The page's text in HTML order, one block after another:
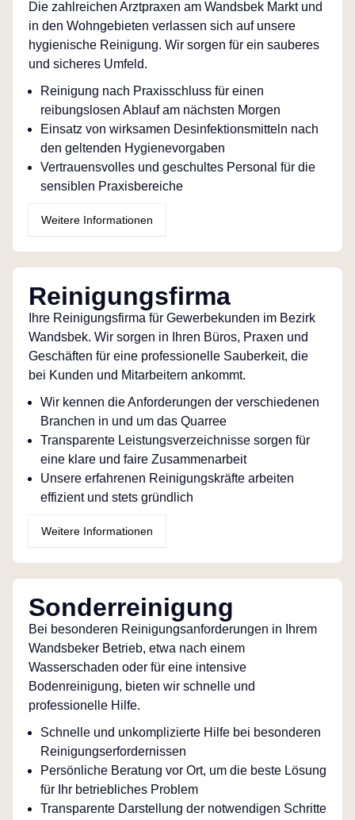
Die zahlreichen Arztpraxen am Wandsbek Markt und
in den Wohngebieten verlassen sich auf unsere
hygienische Reinigung. Wir sorgen für ein sauberes
und sicheres Umfeld.
Reinigung nach Praxisschluss für einen
reibungslosen Ablauf am nächsten Morgen
Einsatz von wirksamen Desinfektionsmitteln nach
den geltenden Hygienevorgaben
Vertrauensvolles und geschultes Personal für die
sensiblen Praxisbereiche
Weitere Informationen
Reinigungsfirma
Ihre Reinigungsfirma für Gewerbekunden im Bezirk
Wandsbek. Wir sorgen in Ihren Büros, Praxen und
Geschäften für eine professionelle Sauberkeit, die
bei Kunden und Mitarbeitern ankommt.
Wir kennen die Anforderungen der verschiedenen
Branchen in und um das Quarree
Transparente Leistungsverzeichnisse sorgen für
eine klare und faire Zusammenarbeit
Unsere erfahrenen Reinigungskräfte arbeiten
effizient und stets gründlich
Weitere Informationen
Sonderreinigung
Bei besonderen Reinigungsanforderungen in Ihrem
Wandsbeker Betrieb, etwa nach einem
Wasserschaden oder für eine intensive
Bodenreinigung, bieten wir schnelle und
professionelle Hilfe.
Schnelle und unkomplizierte Hilfe bei besonderen
Reinigungserfordernissen
Persönliche Beratung vor Ort, um die beste Lösung
für Ihr betriebliches Problem
Transparente Darstellung der notwendigen Schritte